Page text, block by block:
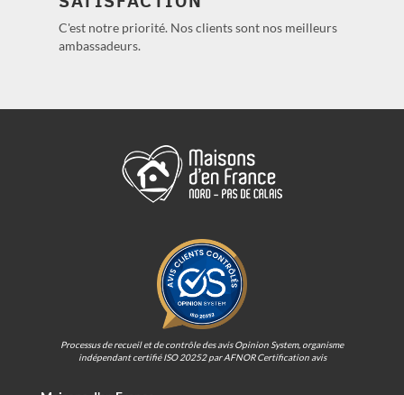
C'est notre priorité. Nos clients sont nos meilleurs
ambassadeurs.
Processus de recueil et de contrôle des avis Opinion System, organisme
indépendant certifié ISO 20252 par AFNOR Certification avis